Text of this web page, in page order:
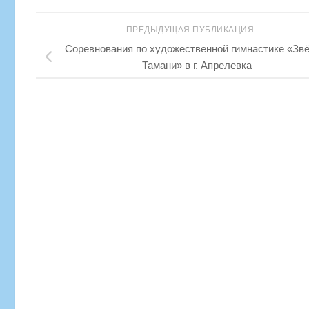
ПРЕДЫДУЩАЯ ПУБЛИКАЦИЯ
Соревнования по художественной гимнастике
Тамани» в г. Апрелевка